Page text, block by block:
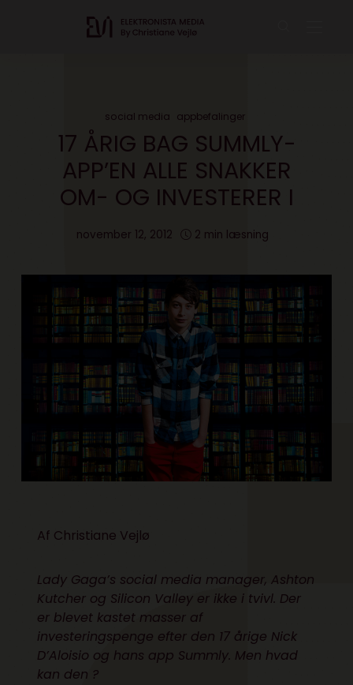
social media appbefalinger
17 ÅRIG BAG SUMMLY-
APP’EN ALLE SNAKKER
OM- OG INVESTERER I
november 12, 2012 2 min læsning
Af Christiane Vejlø
Lady Gaga’s social media manager, Ashton
Kutcher og Silicon Valley er ikke i tvivl. Der
er blevet kastet masser af
investeringspenge efter den 17 årige Nick
D’Aloisio og hans app Summly. Men hvad
kan den ?